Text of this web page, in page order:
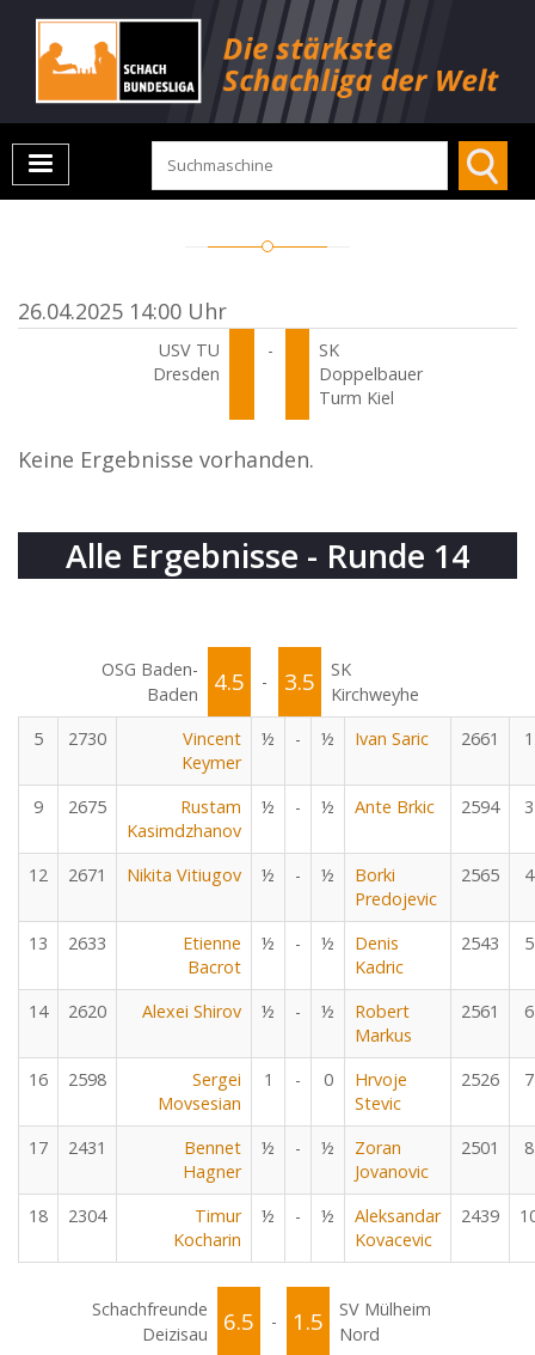
26.04.2025 14:00 Uhr
USV TU
Dresden
-
SK
Doppelbauer
Turm Kiel
Keine Ergebnisse vorhanden.
Alle Ergebnisse - Runde 14
OSG Baden-
Baden
4.5 - 3.5
SK
Kirchweyhe
5
2730
Vincent
Keymer
½ - ½ Ivan Saric 2661 1
9 2675
Rustam
Kasimdzhanov
½ - ½ Ante Brkic 2594 3
12 2671 Nikita Vitiugov ½ - ½
Borki
Predojevic
2565 4
13 2633
Etienne
Bacrot
½ - ½
Denis
Kadric
2543 5
14 2620 Alexei Shirov ½ - ½
Robert
Markus
2561 6
16 2598
Sergei
Movsesian
1 - 0
Hrvoje
Stevic
2526 7
17 2431
Bennet
Hagner
½ - ½
Zoran
Jovanovic
2501 8
18 2304
Timur
Kocharin
½ - ½
Aleksandar
Kovacevic
2439
Schachfreunde
Deizisau
6.5 - 1.5
SV Mülheim
Nord